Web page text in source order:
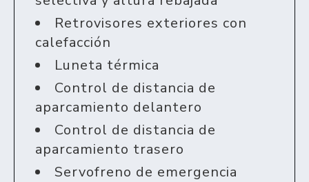
Retrovisores exteriores con
calefacción
Luneta térmica
Control de distancia de
aparcamiento delantero
Control de distancia de
aparcamiento trasero
Servofreno de emergencia